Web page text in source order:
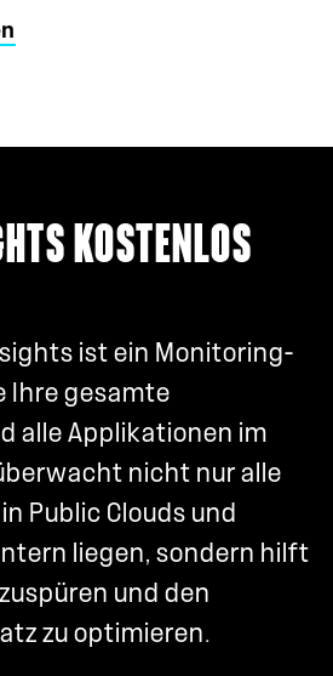
KOSTENLOS
ist ein Monitoring-
Ihre gesamte
alle Applikationen im
nicht nur alle
Public Clouds und
liegen, sondern hilft
und den
zu optimieren.